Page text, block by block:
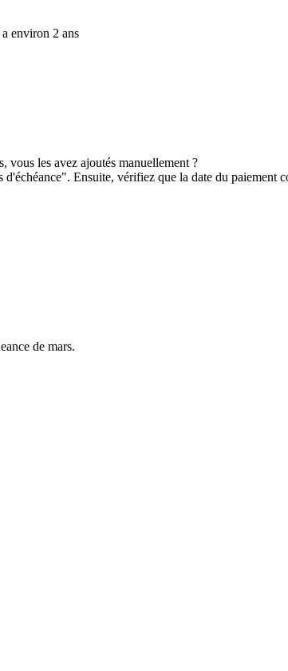
environ 2 ans
vous les avez ajoutés manuellement ?
Ensuite, vérifiez que la date du paiement
de mars.